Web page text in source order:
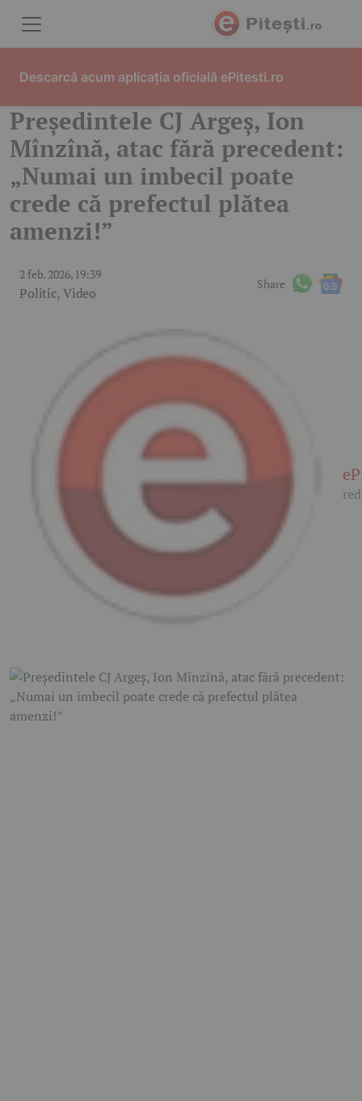
Președintele CJ Argeș, Ion
Mînzînă, atac fără precedent:
„Numai un imbecil poate
crede că prefectul plătea
amenzi!”
2 feb. 2026, 19:39
Politic,Video
Share
Descarcă acum aplicația oficială ePitesti.ro